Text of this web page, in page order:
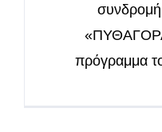
συνδρομή
πρόγραμμα